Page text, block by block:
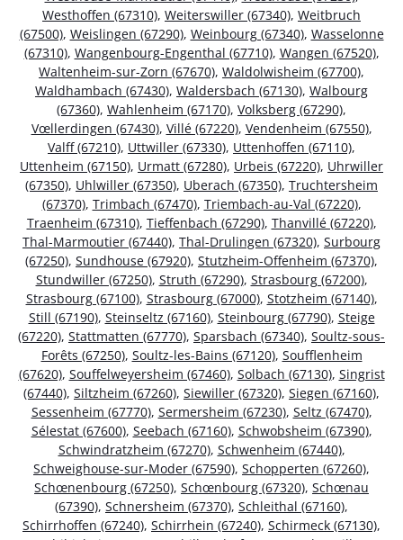
Westhoffen (67310), Weiterswiller (67340), Weitbruch
(67500), Weislingen (67290), Weinbourg (67340), Wasselonne
(67310), Wangenbourg-Engenthal (67710), Wangen (67520),
Waltenheim-sur-Zorn (67670), Waldolwisheim (67700),
Waldhambach (67430), Waldersbach (67130), Walbourg
(67360), Wahlenheim (67170), Volksberg (67290),
Vœllerdingen (67430), Villé (67220), Vendenheim (67550),
Valff (67210), Uttwiller (67330), Uttenhoffen (67110),
Uttenheim (67150), Urmatt (67280), Urbeis (67220), Uhrwiller
(67350), Uhlwiller (67350), Uberach (67350), Truchtersheim
(67370), Trimbach (67470), Triembach-au-Val (67220),
Traenheim (67310), Tieffenbach (67290), Thanvillé (67220),
Thal-Marmoutier (67440), Thal-Drulingen (67320), Surbourg
(67250), Sundhouse (67920), Stutzheim-Offenheim (67370),
Stundwiller (67250), Struth (67290), Strasbourg (67200),
Strasbourg (67100), Strasbourg (67000), Stotzheim (67140),
Still (67190), Steinseltz (67160), Steinbourg (67790), Steige
(67220), Stattmatten (67770), Sparsbach (67340), Soultz-sous-
Forêts (67250), Soultz-les-Bains (67120), Soufflenheim
(67620), Souffelweyersheim (67460), Solbach (67130), Singrist
(67440), Siltzheim (67260), Siewiller (67320), Siegen (67160),
Sessenheim (67770), Sermersheim (67230), Seltz (67470),
Sélestat (67600), Seebach (67160), Schwobsheim (67390),
Schwindratzheim (67270), Schwenheim (67440),
Schweighouse-sur-Moder (67590), Schopperten (67260),
Schœnenbourg (67250), Schœnbourg (67320), Schœnau
(67390), Schnersheim (67370), Schleithal (67160),
Schirrhoffen (67240), Schirrhein (67240), Schirmeck (67130),